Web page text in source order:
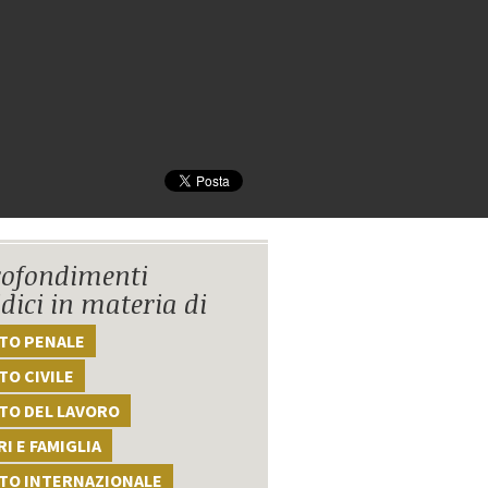
in materia di
PENALE
CIVILE
DEL LAVORO
E FAMIGLIA
INTERNAZIONALE